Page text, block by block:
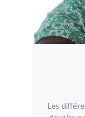
Les différents services que je propose : - Aide aux